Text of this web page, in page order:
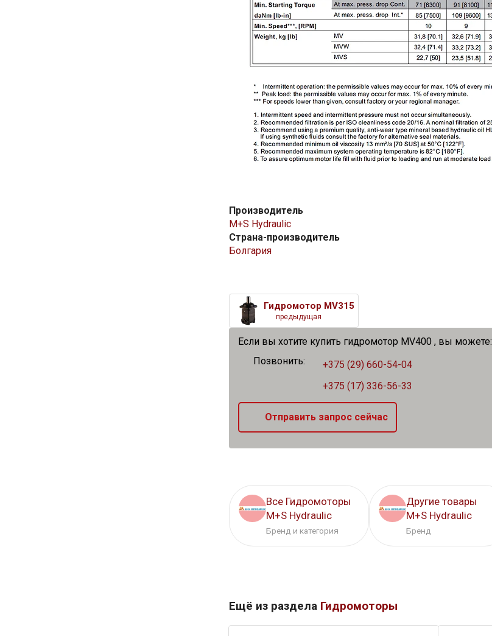
Производитель
M+S Hydraulic
Страна-производитель
Болгария
Гидромотор MV315
предыдущая
Если вы хотите купить гидромотор MV400 , вы можете:
Позвонить:
+375 (29) 660-54-04
+375 (17) 336-56-33
Отправить запрос сейчас
Все Гидромоторы
M+S Hydraulic
Бренд и категория
Другие товары
M+S Hydraulic
Бренд
Ещё из раздела Гидромоторы